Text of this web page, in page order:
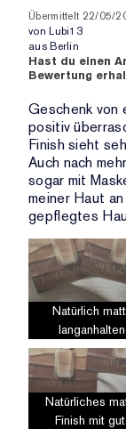
Übermittelt 22/05/
von Lubi13
aus Berlin
Hast du einen
Bewertung
Geschenk von
positiv
Finish sieht
Auch nach
sogar mit
meiner Haut
gepflegtes
Natürlich
Natürliches
Finish mit